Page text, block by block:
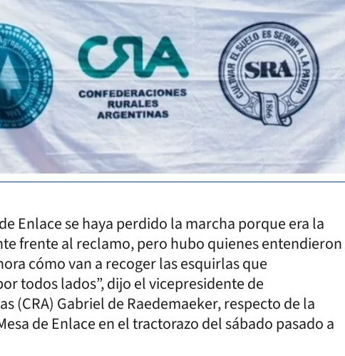
Enlace se haya perdido la marcha porque era la
frente al reclamo, pero hubo quienes entendieron
cómo van a recoger las esquirlas que
todos lados”, dijo el vicepresidente de
(CRA) Gabriel de Raedemaeker, respecto de la
de Enlace en el tractorazo del sábado pasado a